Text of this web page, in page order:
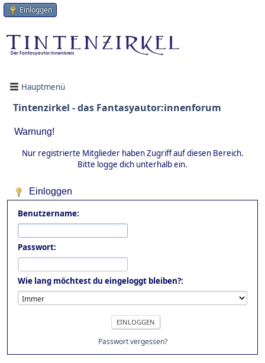
Einloggen
Hauptmenü
Tintenzirkel - das Fantasyautor:innenforum
Warnung!
Nur registrierte Mitglieder haben Zugriff auf diesen Bereich.
Bitte logge dich unterhalb ein.
Einloggen
Benutzername:
Passwort:
Wie lang möchtest du eingeloggt bleiben?:
Passwort vergessen?